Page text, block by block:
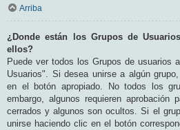
Arriba
¿Donde están los Grupos de
ellos?
Puede ver todos los Grupos de usuarios
Usuarios". Si desea unirse a algún
en el botón apropiado. No todos los
embargo, algunos requieren aprobación
cerrados y algunos son ocultos. Si el
unirse haciendo clic en el botón